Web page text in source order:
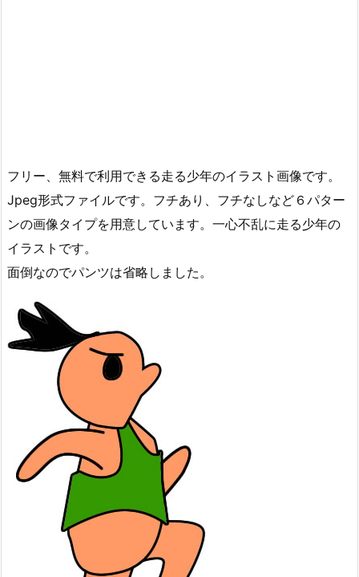
フリー、無料で利用できる走る少年のイラスト画像です。
Jpeg形式ファイルです。フチあり、フチなしなど６パター
ンの画像タイプを用意しています。一心不乱に走る少年の
イラストです。
面倒なのでパンツは省略しました。